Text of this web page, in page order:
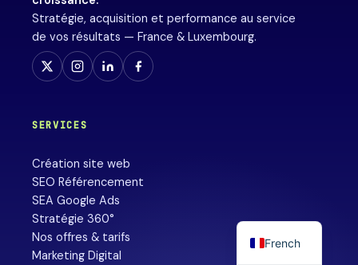
Stratégie, acquisition et performance au service
de vos résultats — France & Luxembourg.
SERVICES
Création site web
SEO Référencement
SEA Google Ads
Stratégie 360°
Nos offres & tarifs
Marketing Digital
French